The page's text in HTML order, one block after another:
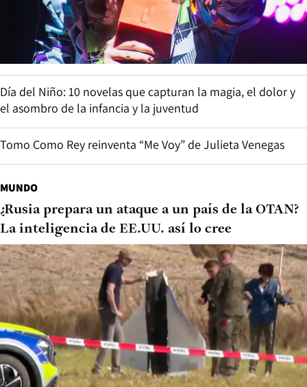
Día del Niño: 10 novelas que capturan la magia, el dolor y
el asombro de la infancia y la juventud
Tomo Como Rey reinventa “Me Voy” de Julieta Venegas
MUNDO
¿Rusia prepara un ataque a un país de la OTAN?
La inteligencia de EE.UU. así lo cree